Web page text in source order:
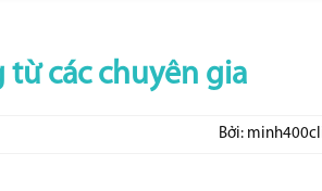
các chuyên gia
Bởi: